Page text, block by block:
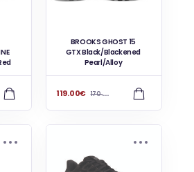
BROOKS GHOST 15
GTX Black/Blackened
Pearl/Alloy
119.00€ 170.00